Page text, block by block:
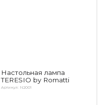
Настольная лампа
TERESIO by Romatti
Артикул: N2001